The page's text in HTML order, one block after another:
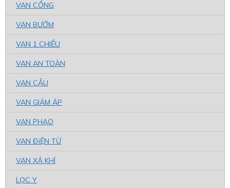
VAN CỔNG
VAN BƯỚM
VAN 1 CHIỀU
VAN AN TOÀN
VAN CẦU
VAN GIẢM ÁP
VAN PHAO
VAN ĐiỆN TỪ
VAN XẢ KHÍ
LỌC Y